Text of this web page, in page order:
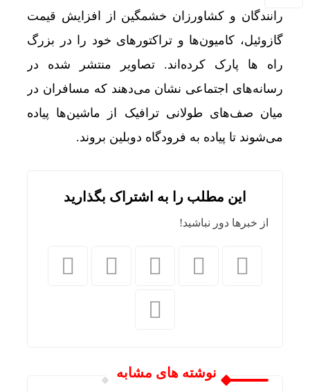
رانندگان و کشاورزان خشمگین از افزایش قیمت
گازوئیل، کامیون‌ها و تراکتورهای خود را در بزرگ
راه ها پارک کرده‌اند. تصاویر منتشر شده در
رسانه‌های اجتماعی نشان می‌دهند که مسافران در
میان صف‌های طولانی ترافیک از ماشین‌ها پیاده
می‌شوند تا پیاده به فرودگاه دوبلین بروند.
این مطلب را به اشتراک بگذارید
از خبرها دور نباشید!
نوشته های مشابه